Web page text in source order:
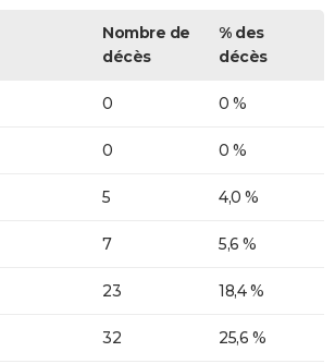
Nombre de
décès
% des
décès
0 0 %
0 0 %
5 4,0 %
7 5,6 %
23 18,4 %
32 25,6 %